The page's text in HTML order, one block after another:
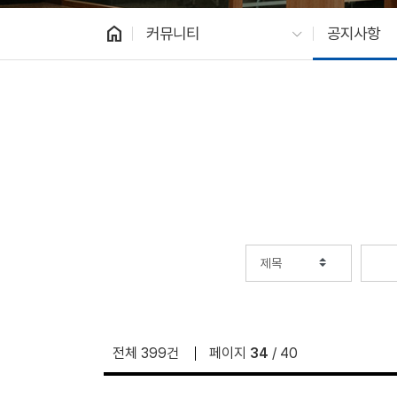
home 커뮤니티 공지사항
전체 399건 페이지 34 / 40